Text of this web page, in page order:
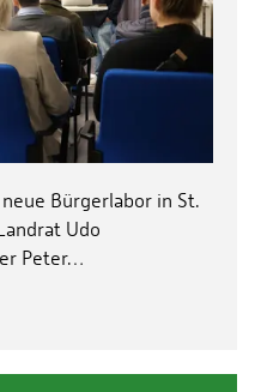
Bürgerlabor in St.
Udo
Peter…